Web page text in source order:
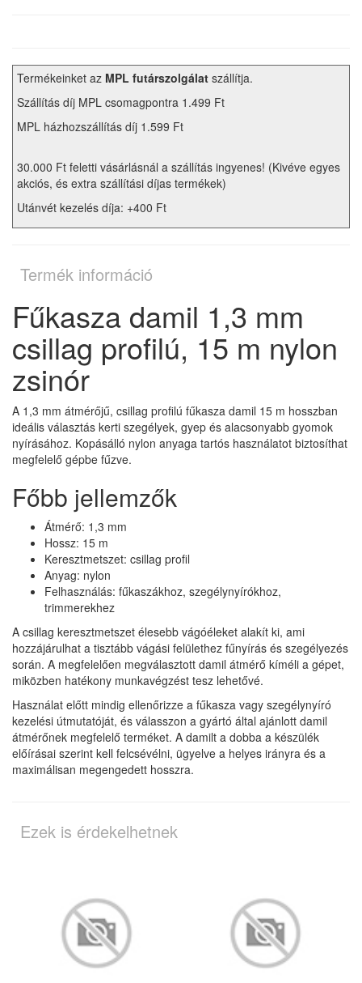
Termékeinket az MPL futárszolgálat szállítja.
Szállítás díj MPL csomagpontra 1.499 Ft
MPL házhozszállítás díj 1.599 Ft
30.000 Ft feletti vásárlásnál a szállítás ingyenes! (Kivéve egyes
akciós, és extra szállítási díjas termékek)
Utánvét kezelés díja: +400 Ft
Termék információ
Fűkasza damil 1,3 mm
csillag profilú, 15 m nylon
zsinór
A 1,3 mm átmérőjű, csillag profilú fűkasza damil 15 m hosszban
ideális választás kerti szegélyek, gyep és alacsonyabb gyomok
nyírásához. Kopásálló nylon anyaga tartós használatot biztosíthat
megfelelő gépbe fűzve.
Főbb jellemzők
Átmérő: 1,3 mm
Hossz: 15 m
Keresztmetszet: csillag profil
Anyag: nylon
Felhasználás: fűkaszákhoz, szegélynyírókhoz,
trimmerekhez
A csillag keresztmetszet élesebb vágóéleket alakít ki, ami
hozzájárulhat a tisztább vágási felülethez fűnyírás és szegélyezés
során. A megfelelően megválasztott damil átmérő kíméli a gépet,
miközben hatékony munkavégzést tesz lehetővé.
Használat előtt mindig ellenőrizze a fűkasza vagy szegélynyíró
kezelési útmutatóját, és válasszon a gyártó által ajánlott damil
átmérőnek megfelelő terméket. A damilt a dobba a készülék
előírásai szerint kell felcsévélni, ügyelve a helyes irányra és a
maximálisan megengedett hosszra.
Ezek is érdekelhetnek